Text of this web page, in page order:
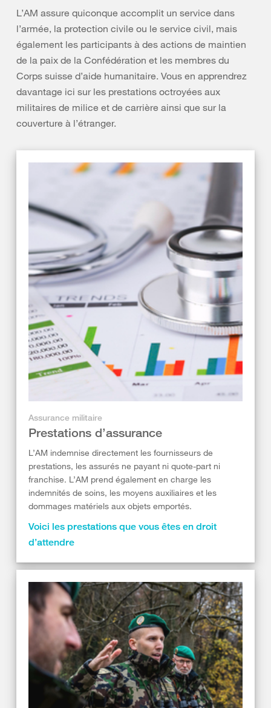
L’AM assure quiconque accomplit un service dans
l’armée, la protection civile ou le service civil, mais
également les participants à des actions de maintien
de la paix de la Confédération et les membres du
Corps suisse d’aide humanitaire. Vous en apprendrez
davantage ici sur les prestations octroyées aux
militaires de milice et de carrière ainsi que sur la
couverture à l’étranger.
Assurance militaire
Prestations d’assurance
L’AM indemnise directement les fournisseurs de
prestations, les assurés ne payant ni quote-part ni
franchise. L’AM prend également en charge les
indemnités de soins, les moyens auxiliaires et les
dommages matériels aux objets emportés.
Voici les prestations que vous êtes en droit
d’attendre